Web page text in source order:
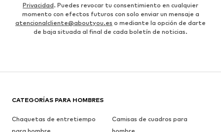
Privacidad. Puedes revocar tu consentimiento en cualquier
momento con efectos futuros con solo enviar un mensaje a
atencionalcliente@aboutyou.es o mediante la opción de darte
de baja situada al final de cada boletín de noticias.
CATEGORÍAS PARA HOMBRES
Chaquetas de entretiempo
Camisas de cuadros para